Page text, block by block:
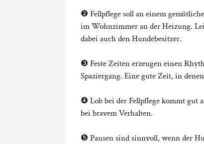
❷ Fellpflege soll an einem
im Wohnzimmer an der Heizung.
dabei auch den Hundebesitzer.
❸ Feste Zeiten erzeugen einen
Spaziergang. Eine gute Zeit, in
❹ Lob bei der Fellpflege kommt gut
bei bravem Verhalten.
❺ Pausen sind sinnvoll, wenn der